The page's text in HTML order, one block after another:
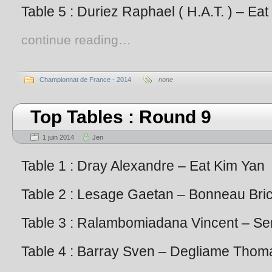
Table 5 : Duriez Raphael ( H.A.T. ) –
continue reading…
Championnat de France - 2014 none
Top Tables : Round 9
1 juin 2014 Jen
Table 1 : Dray Alexandre – Eat Kim Yan
Table 2 : Lesage Gaetan – Bonneau
Table 3 : Ralambomiadana Vincent –
Table 4 : Barray Sven – Degliame